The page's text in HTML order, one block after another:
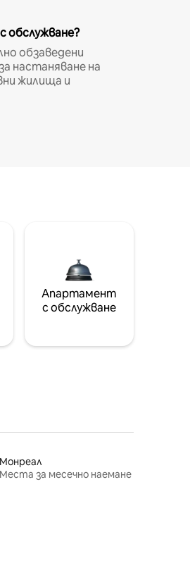
обслужване?
обзаведени
настаняване на
жилища и
Апартамент
с обслужване
Монреал
Места за месечно наемане